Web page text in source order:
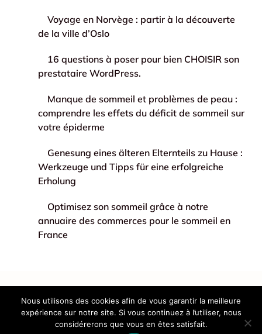
Voyage en Norvège : partir à la découverte
de la ville d’Oslo
16 questions à poser pour bien CHOISIR son
prestataire WordPress.
Manque de sommeil et problèmes de peau :
comprendre les effets du déficit de sommeil sur
votre épiderme
Genesung eines älteren Elternteils zu Hause :
Werkzeuge und Tipps für eine erfolgreiche
Erholung
Optimisez son sommeil grâce à notre
annuaire des commerces pour le sommeil en
France
Mentions légalesContactPlan du site
Nous utilisons des cookies afin de vous garantir la meilleure
expérience sur notre site. Si vous continuez à l’utiliser, nous
considérerons que vous en êtes satisfait.